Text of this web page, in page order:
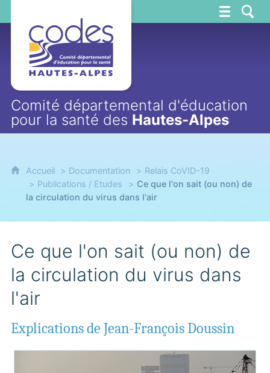
Comité départemental d'éducation
pour la santé des Hautes-Alpes
Accueil Documentation
Relais CoVID-19
Publications / Etudes
Ce que l'on sait (ou non) de
la circulation du virus dans l'air
Ce que l'on sait (ou non) de
la circulation du virus dans
l'air
Explications de Jean-François Doussin